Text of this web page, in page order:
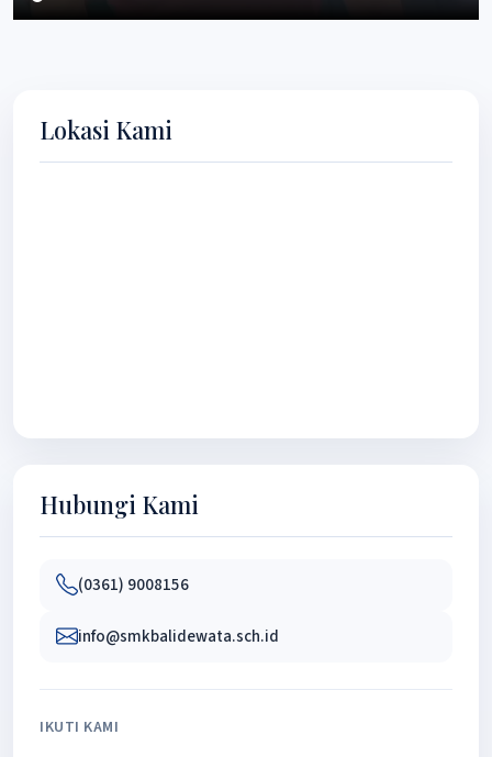
Lokasi Kami
Hubungi Kami
(0361) 9008156
info@smkbalidewata.sch.id
IKUTI KAMI